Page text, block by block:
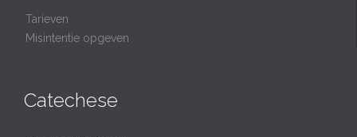
Tarieven
Misintentie opgeven
Catechese